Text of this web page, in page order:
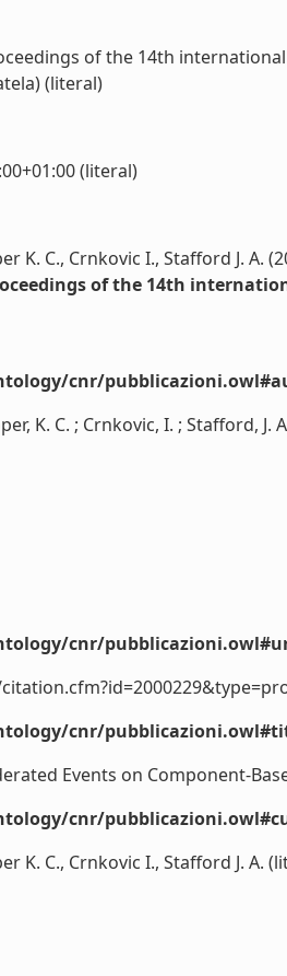
of the 14th
(literal)
(literal)
K. C., Crnkovic I., Stafford J. A.
of the 14th
cnr/
K. C. ; Crnkovic, I. ; Stafford, J.
cnr/
cnr/
Events on Component-
cnr/
K. C., Crnkovic I., Stafford J. A.